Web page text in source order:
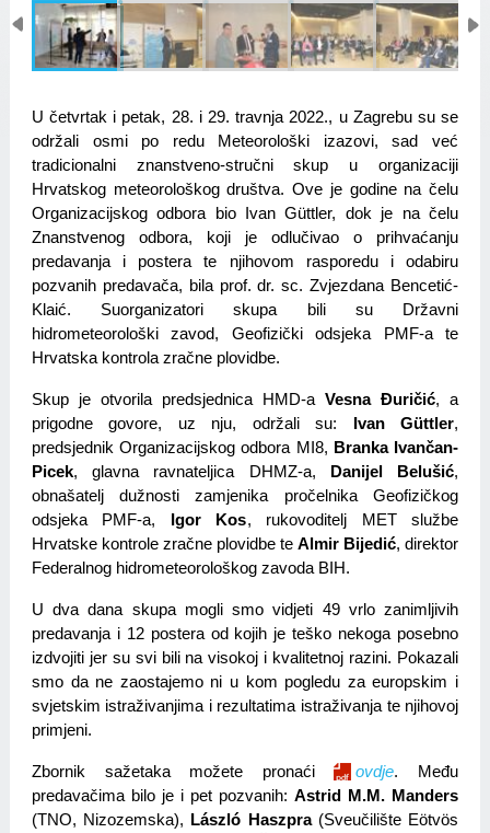
U četvrtak i petak, 28. i 29. travnja 2022., u Zagrebu su se
održali osmi po redu Meteorološki izazovi, sad već
tradicionalni znanstveno-stručni skup u organizaciji
Hrvatskog meteorološkog društva. Ove je godine na čelu
Organizacijskog odbora bio Ivan Güttler, dok je na čelu
Znanstvenog odbora, koji je odlučivao o prihvaćanju
predavanja i postera te njihovom rasporedu i odabiru
pozvanih predavača, bila prof. dr. sc. Zvjezdana Bencetić-
Klaić. Suorganizatori skupa bili su Državni
hidrometeorološki zavod, Geofizički odsjeka PMF-a te
Hrvatska kontrola zračne plovidbe.
Skup je otvorila predsjednica HMD-a Vesna Đuričić, a
prigodne govore, uz nju, održali su: Ivan Güttler,
predsjednik Organizacijskog odbora MI8, Branka Ivančan-
Picek, glavna ravnateljica DHMZ-a, Danijel Belušić,
obnašatelj dužnosti zamjenika pročelnika Geofizičkog
odsjeka PMF-a, Igor Kos, rukovoditelj MET službe
Hrvatske kontrole zračne plovidbe te Almir Bijedić, direktor
Federalnog hidrometeorološkog zavoda BIH.
U dva dana skupa mogli smo vidjeti 49 vrlo zanimljivih
predavanja i 12 postera od kojih je teško nekoga posebno
izdvojiti jer su svi bili na visokoj i kvalitetnoj razini. Pokazali
smo da ne zaostajemo ni u kom pogledu za europskim i
svjetskim istraživanjima i rezultatima istraživanja te njihovoj
primjeni.
Zbornik sažetaka možete pronaći ovdje. Među
predavačima bilo je i pet pozvanih: Astrid M.M. Manders
(TNO, Nizozemska), László Haszpra (Sveučilište Eötvös